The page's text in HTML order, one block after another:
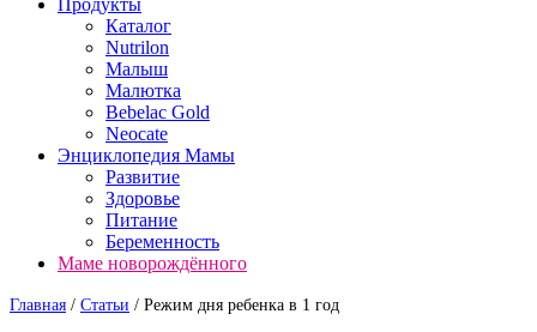
Продукты
Каталог
Nutrilon
Малыш
Малютка
Bebelac Gold
Neocate
Энциклопедия Мамы
Развитие
Здоровье
Питание
Беременность
Маме новорождённого
Главная / Cтатьи / Режим дня ребенка в 1 год